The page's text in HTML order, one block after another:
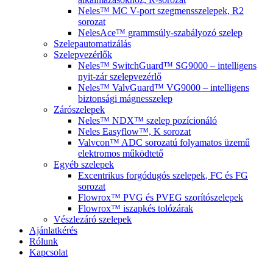
Neles™ MC V-port szegmensszelepek, R2
sorozat
NelesAce™ grammsúly-szabályozó szelep
Szelepautomatizálás
Szelepvezérlők
Neles™ SwitchGuard™ SG9000 – intelligens
nyit-zár szelepvezérlő
Neles™ ValvGuard™ VG9000 – intelligens
biztonsági mágnesszelep
Zárószelepek
Neles™ NDX™ szelep pozícionáló
Neles Easyflow™, K sorozat
Valvcon™ ADC sorozatú folyamatos üzemű
elektromos működtető
Egyéb szelepek
Excentrikus forgódugós szelepek, FC és FG
sorozat
Flowrox™ PVG és PVEG szorítószelepek
Flowrox™ iszapkés tolózárak
Vészlezáró szelepek
Ajánlatkérés
Rólunk
Kapcsolat